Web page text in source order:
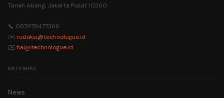
Tanah Abang, Jakarta Pusat 10260
📞 087878477366
✉️ redaksi@technologue.id
✉️ hai@technologue.id
KATEGORI
News